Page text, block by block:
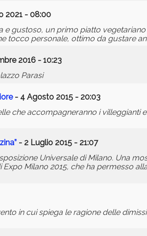
2021 - 08:00
gustoso, un primo piatto
tocco personale, ottimo da gustare
2016 - 10:23
Parasi
- 4 Agosto 2015 - 20:03
che accompagneranno i villeggianti
- 2 Luglio 2015 - 21:07
Universale di Milano. Una
Milano 2015, che ha permesso
in cui spiega le ragione delle